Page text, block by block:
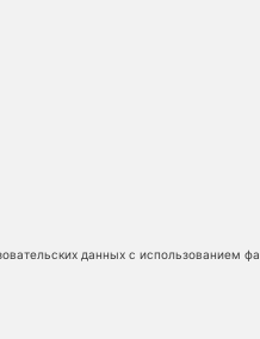
данных с использованием